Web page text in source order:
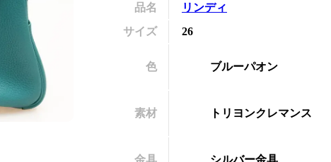
品名
リンディ
サイズ
26
色 ブルーパオン
素材 トリヨンクレマンス
金具 シルバー金具